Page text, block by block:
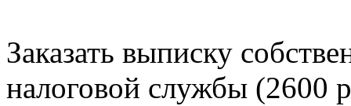
Заказать выписку
налоговой службы (2600